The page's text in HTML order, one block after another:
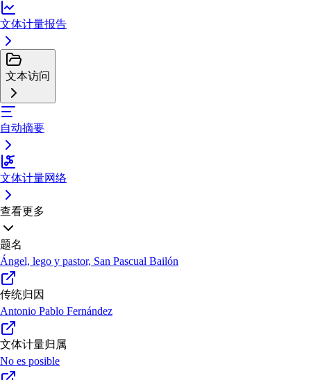
文体计量报告
文本访问
自动摘要
文体计量网络
查看更多
题名
Ángel, lego y pastor, San Pascual Bailón
传统归因
Antonio Pablo Fernández
文体计量归属
No es posible